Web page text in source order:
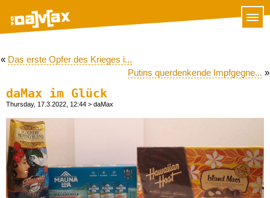
« Das erste Opfer des Krieges i...
Putins querdenkende Impfgegne... »
daMax im Glück
Thursday, 17.3.2022, 12:44 > daMax